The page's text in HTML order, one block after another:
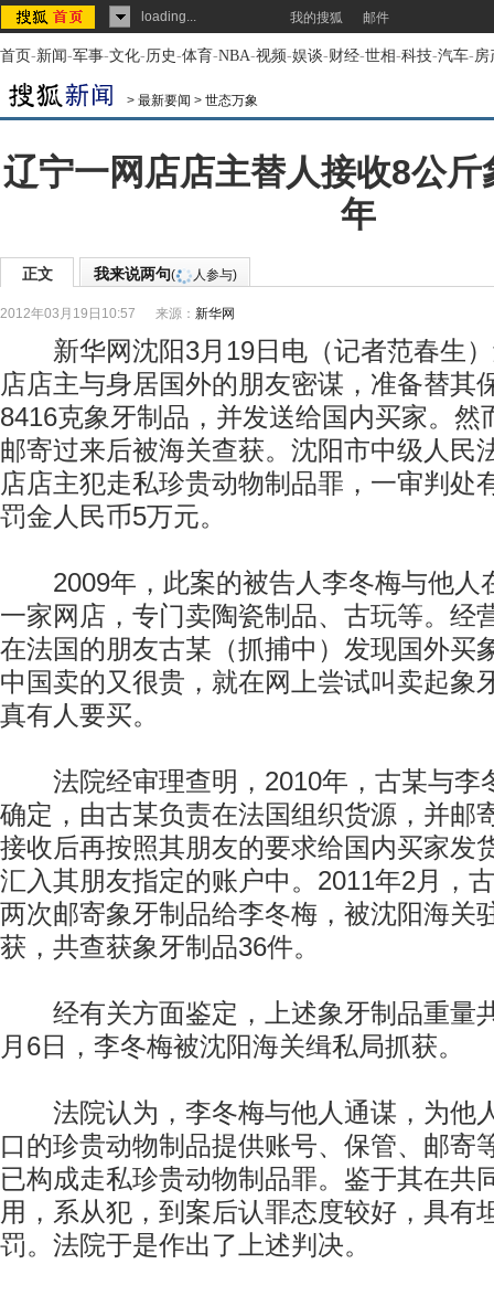
loading... 我的搜狐 邮件
首页-新闻-军事-文化-历史-体育-NBA-视频-娱谈-财经-世相-科技-汽车-房
> 最新要闻 > 世态万象
辽宁一网店店主替人接收8公
年
正文 我来说两句( 人参与)
2012年03月19日10:57 来源： 新华网
新华网沈阳3月19日电（记者范春生）
店店主与身居国外的朋友密谋，准备替其
8416克象牙制品，并发送给国内买家。然
邮寄过来后被海关查获。沈阳市中级人民
店店主犯走私珍贵动物制品罪，一审判处
罚金人民币5万元。
2009年，此案的被告人李冬梅与他人
一家网店，专门卖陶瓷制品、古玩等。经
在法国的朋友古某（抓捕中）发现国外买
中国卖的又很贵，就在网上尝试叫卖起象
真有人要买。
法院经审理查明，2010年，古某与李
确定，由古某负责在法国组织货源，并邮
接收后再按照其朋友的要求给国内买家发
汇入其朋友指定的账户中。2011年2月，
两次邮寄象牙制品给李冬梅，被沈阳海关
获，共查获象牙制品36件。
经有关方面鉴定，上述象牙制品重量
月6日，李冬梅被沈阳海关缉私局抓获。
法院认为，李冬梅与他人通谋，为他
口的珍贵动物制品提供账号、保管、邮寄
已构成走私珍贵动物制品罪。鉴于其在共
用，系从犯，到案后认罪态度较好，具有
罚。法院于是作出了上述判决。